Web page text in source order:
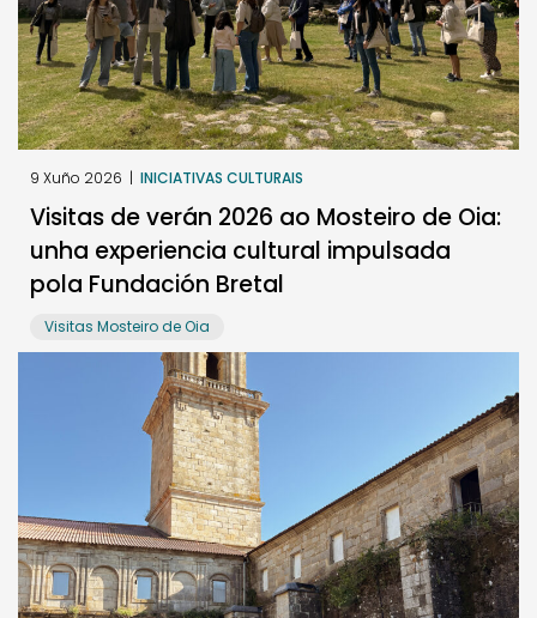
9 Xuño 2026 | INICIATIVAS CULTURAIS
Visitas de verán 2026 ao Mosteiro de Oia:
unha experiencia cultural impulsada
pola Fundación Bretal
Visitas Mosteiro de Oia